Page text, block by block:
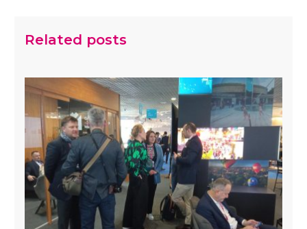
Related posts